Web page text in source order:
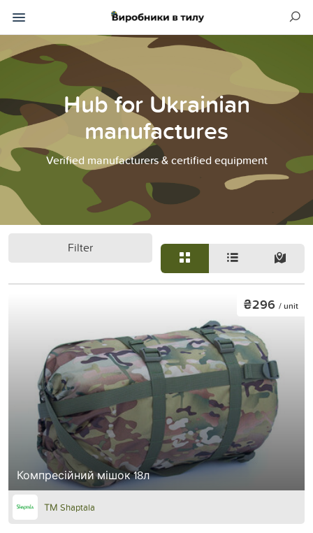
Hub for Ukrainian
manufactures
Verified manufacturers & certified equipment
Filter
Компресійний мішок 18л
₴296 / unit
ТМ Shaptala